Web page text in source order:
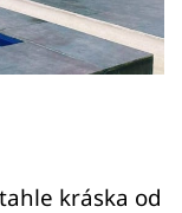
kráska od